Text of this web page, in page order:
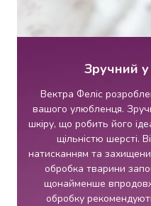
Жувальна
гумка
та
Жувальні
цукерки
Зефір
маршмелоу
Мармелад
Кекси
Зручний у
Вектра Феліс
вашого улюбленця.
шкіру, що робить його
щільністю шерсті.
натисканням та
обробка тварини
щонайменше
обробку